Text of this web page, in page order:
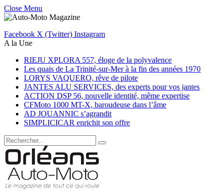
Close Menu
Facebook X (Twitter) Instagram
A la Une
RIEJU XPLORA 557, éloge de la polyvalence
Les quais de La Trinité-sur-Mer à la fin des années 1970
LORYS VAQUERO, rêve de pilote
JANTES ALU SERVICES, des experts pour vos jantes
ACTION DSP 56, nouvelle identité, même expertise
CFMoto 1000 MT-X, baroudeuse dans l’âme
AD JOUANNIC s’agrandit
SIMPLICICAR enrichit son offre